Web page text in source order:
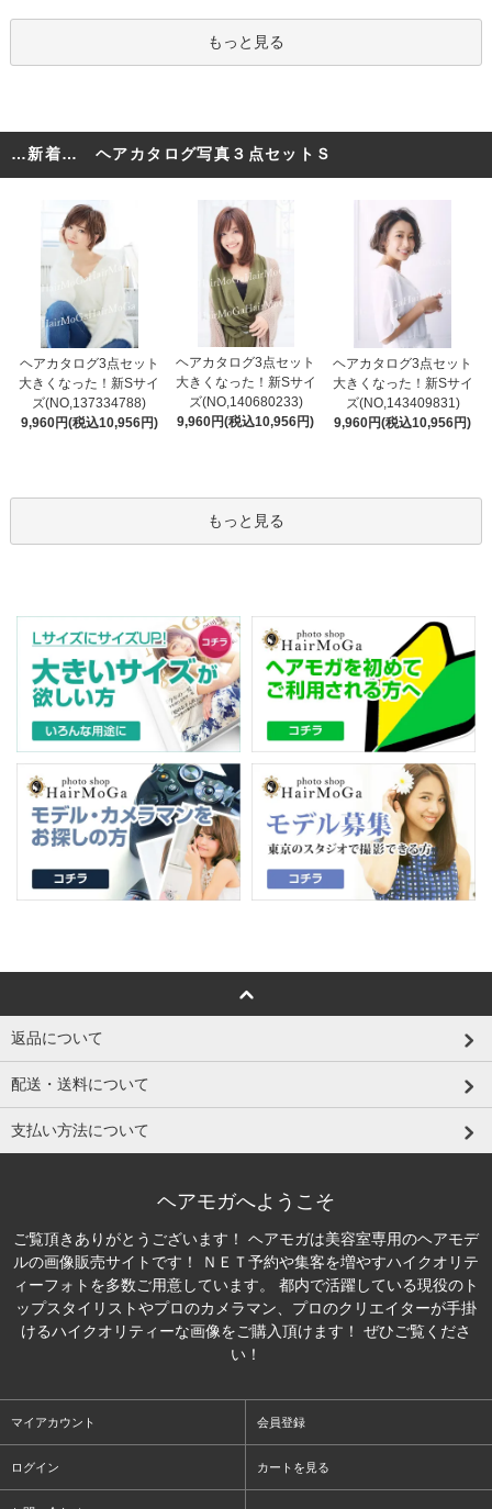
もっと見る
…新着… ヘアカタログ写真３点セットＳ
ヘアカタログ3点セット
大きくなった！新Sサイ
ズ(NO,137334788)
9,960円(税込10,956円)
ヘアカタログ3点セット
大きくなった！新Sサイ
ズ(NO,140680233)
9,960円(税込10,956円)
ヘアカタログ3点セット
大きくなった！新Sサイ
ズ(NO,143409831)
9,960円(税込10,956円)
もっと見る
返品について
配送・送料について
支払い方法について
ヘアモガへようこそ
ご覧頂きありがとうございます！ ヘアモガは美容室専用のヘアモデ
ルの画像販売サイトです！ ＮＥＴ予約や集客を増やすハイクオリテ
ィーフォトを多数ご用意しています。 都内で活躍している現役のト
ップスタイリストやプロのカメラマン、プロのクリエイターが手掛
けるハイクオリティーな画像をご購入頂けます！ ぜひご覧くださ
い！
マイアカウント 会員登録
ログイン カートを見る